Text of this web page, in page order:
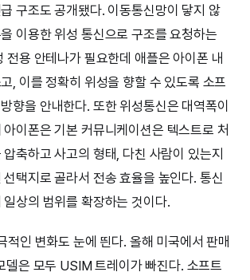
구조도 공개됐다. 이동통신망이 닿지 않
이용한 위성 통신으로 구조를 요청하는
전용 안테나가 필요한데 애플은 아이폰 내
, 이를 정확히 위성을 향할 수 있도록 소프
향을 안내한다. 또한 위성통신은 대역폭이
이폰은 기본 커뮤니케이션은 텍스트로 처
축하고 사고의 형태, 다친 사람이 있는지
택지로 골라서 전송 효율을 높인다. 통신
일상의 범위를 확장하는 것이다.
적인 변화도 눈에 띈다. 올해 미국에서 판매
델은 모두 USIM 트레이가 빠진다. 소프트